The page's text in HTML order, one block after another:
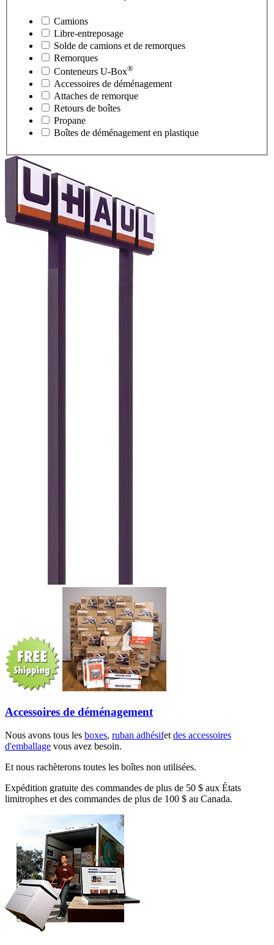
Camions
Libre-entreposage
Solde de camions et de remorques
Remorques
Conteneurs U-Box®
Accessoires de déménagement
Attaches de remorque
Retours de boîtes
Propane
Boîtes de déménagement en plastique
Accessoires de déménagement
Nous avons tous les boxes, ruban adhésifetdes accessoires
d'emballage vous avez besoin.
Et nous rachèterons toutes les boîtes non utilisées.
Expédition gratuite des commandes de plus de 50 $ aux États
limitrophes et des commandes de plus de 100 $ au Canada.